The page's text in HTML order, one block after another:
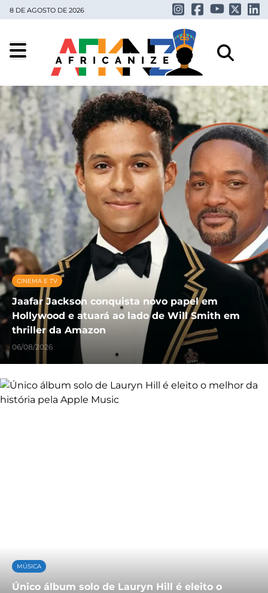
8 DE AGOSTO DE 2026
CINEMA E TV
Jaafar Jackson conquista novo papel em
Hollywood e atuará ao lado de Will Smith em
thriller da Amazon
06/08/2026
MÚSICA
Único álbum solo de Lauryn Hill é eleito o